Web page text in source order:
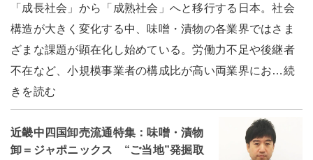
「成長社会」から「成熟社会」へと移行する日本。社会
構造が大きく変化する中、味噌・漬物の各業界ではさま
ざまな課題が顕在化し始めている。労働力不足や後継者
不在など、小規模事業者の構成比が高い両業界にお…続
きを読む
近畿中四国卸売流通特集：味噌・漬物
卸＝ジャポニックス “ご当地”発掘取